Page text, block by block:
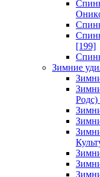
[199]
Зимние
Родс)